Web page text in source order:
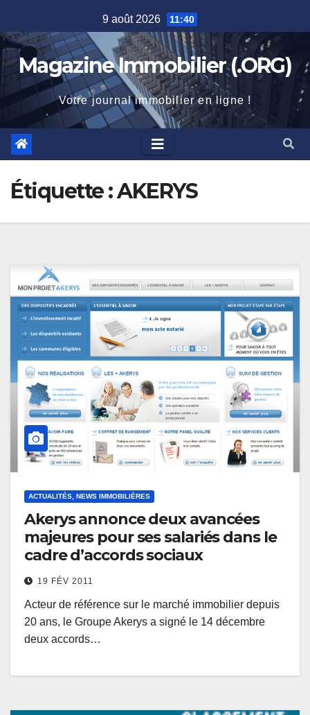
to
content
9 août 2026 11:40
Magazine Immobilier (.ORG)
Votre journal immobilier en ligne !
Étiquette :AKERYS
ACTUALITÉS, NEWS IMMOBILIÈRES
Akerys annonce deux avancées
majeures pour ses salariés dans le
cadre d’accords sociaux
19 FÉV 2011
Acteur de référence sur le marché immobilier depuis
20 ans, le Groupe Akerys a signé le 14 décembre
deux accords…